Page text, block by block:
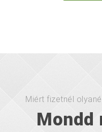
Miért fizetnél
Mondd